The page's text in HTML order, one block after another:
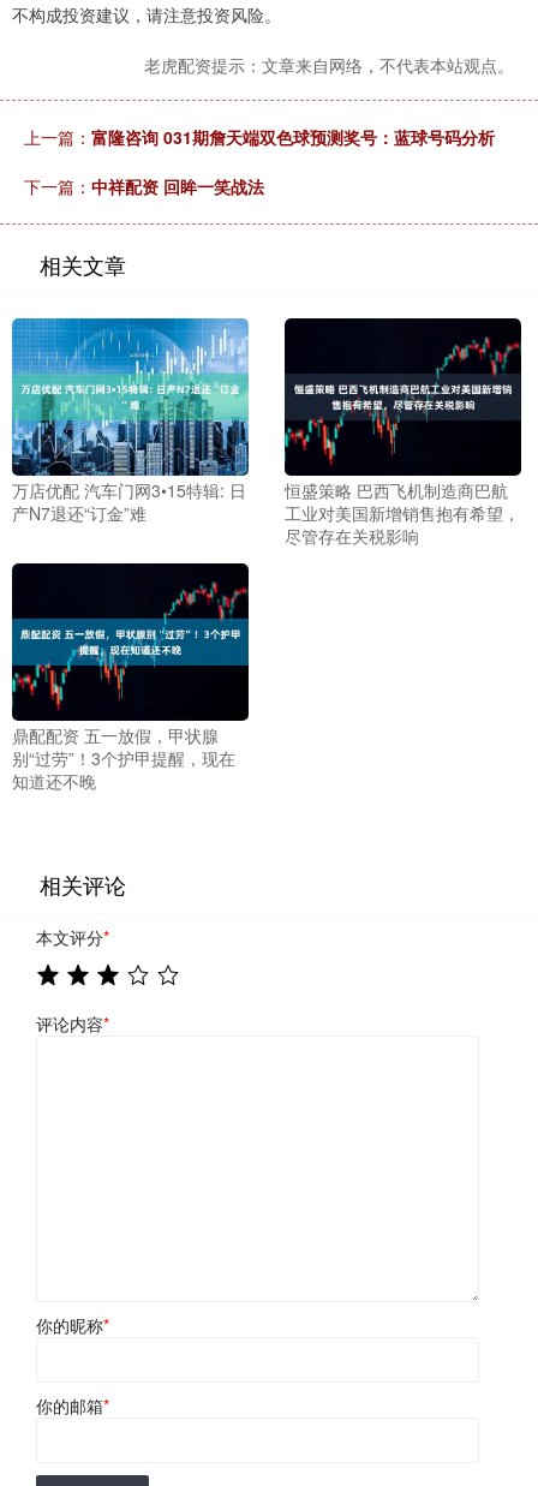
不构成投资建议，请注意投资风险。
老虎配资提示：文章来自网络，不代表本站观点。
上一篇： 富隆咨询 031期詹天端双色球预测奖号：蓝球号码分析
下一篇： 中祥配资 回眸一笑战法
相关文章
万店优配 汽车门网3•15特辑: 日
产N7退还“订金”难
恒盛策略 巴西飞机制造商巴航
工业对美国新增销售抱有希望，
尽管存在关税影响
鼎配配资 五一放假，甲状腺
别“过劳”！3个护甲提醒，现在
知道还不晚
相关评论
本文评分*
评论内容*
你的昵称*
你的邮箱*